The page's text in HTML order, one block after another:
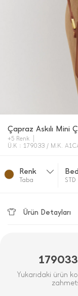
Çapraz Askılı Mini
+5 Renk
Ü.K : 179033 / M.K.
Renk
Taba STD
Ürün Detayları
Yukarıdaki ürün